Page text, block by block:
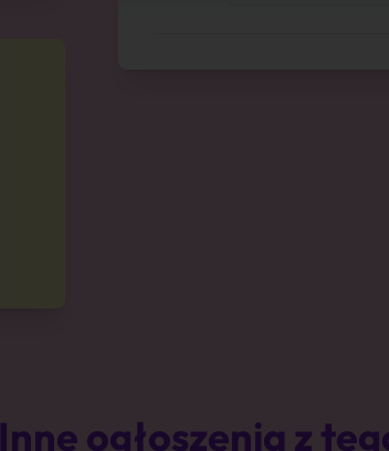
Inne ogłoszenia z